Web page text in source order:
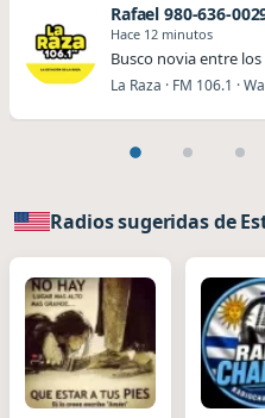
Rafael 980-636-
Hace 12 minutos
Busco novia entre los
La Raza · FM 106.1 ·
Radios sugeridas de